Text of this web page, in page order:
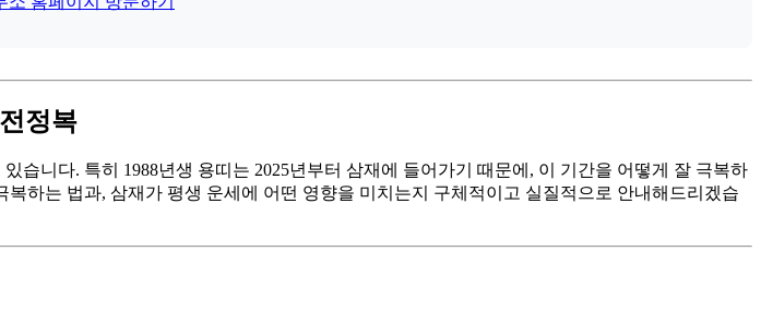
정복
습니다. 특히 1988년생 용띠는 2025년부터 삼재에 들어가기 때문에, 이 기간을 어떻게 잘 극복하
하는 법과, 삼재가 평생 운세에 어떤 영향을 미치는지 구체적이고 실질적으로 안내해드리겠습